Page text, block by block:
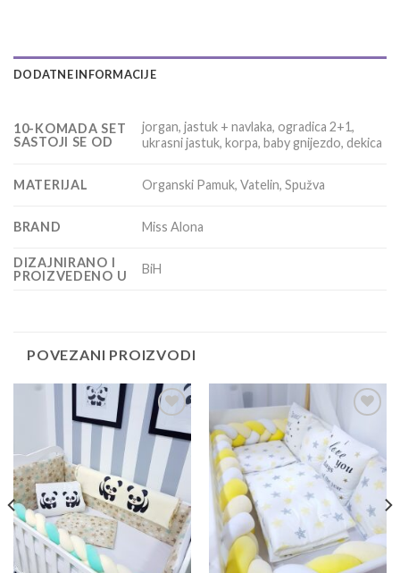
DODATNE INFORMACIJE
10-KOMADA SET
SASTOJI SE OD
jorgan, jastuk + navlaka, ogradica 2+1,
ukrasni jastuk, korpa, baby gnijezdo, dekica
MATERIJAL Organski Pamuk, Vatelin, Spužva
BRAND Miss Alona
DIZAJNIRANO I
PROIZVEDENO U
BiH
POVEZANI PROIZVODI